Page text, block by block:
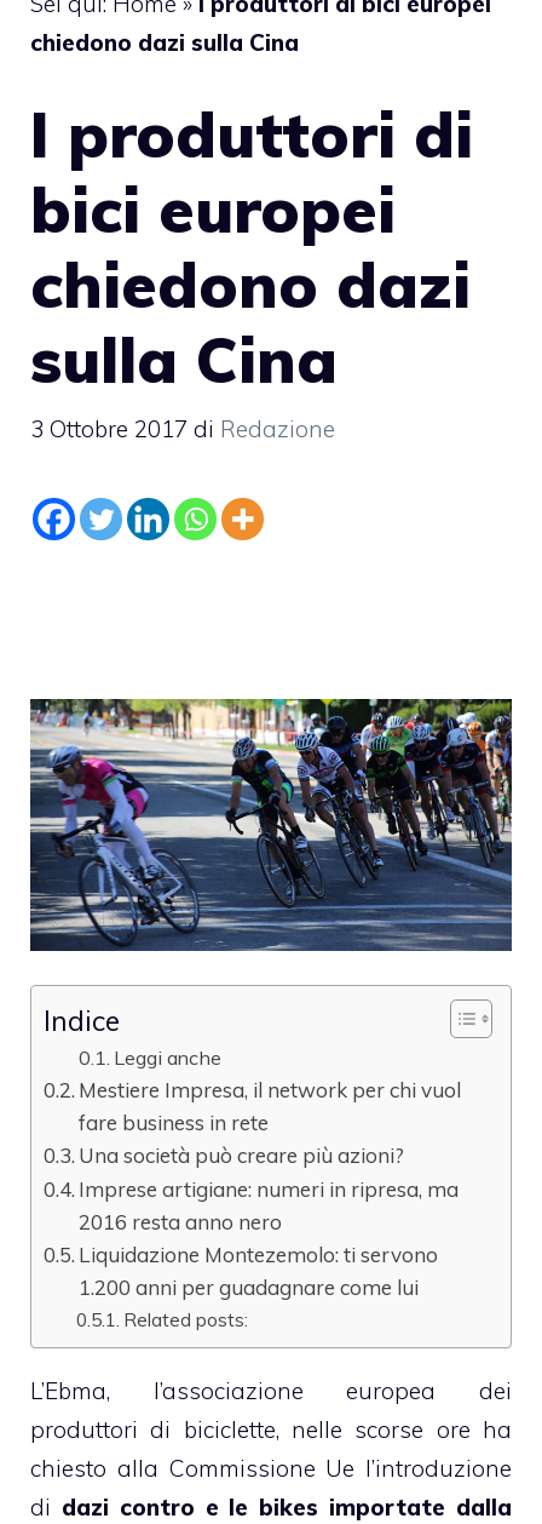
chiedono dazi sulla Cina
I produttori di
bici europei
chiedono dazi
sulla Cina
3 Ottobre 2017 di Redazione
Indice
Leggi anche
Mestiere Impresa, il network per chi vuol
fare business in rete
Una società può creare più azioni?
Imprese artigiane: numeri in ripresa, ma
2016 resta anno nero
Liquidazione Montezemolo: ti servono
1.200 anni per guadagnare come lui
Related posts:
L’Ebma, l’associazione europea dei
produttori di biciclette, nelle scorse ore ha
chiesto alla Commissione Ue l’introduzione
di dazi contro e le bikes importate dalla